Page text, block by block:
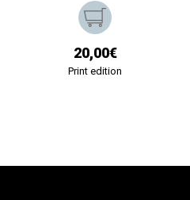
20,00€
Print edition